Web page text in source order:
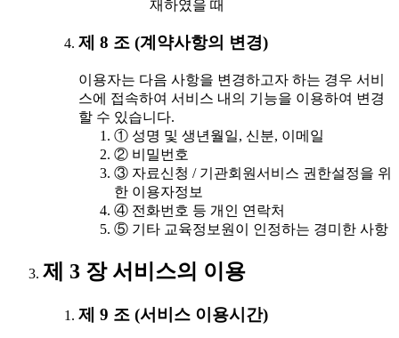
재하였을 때
제 8 조 (계약사항의 변경)
이용자는 다음 사항을 변경하고자 하는 경우 서비
스에 접속하여 서비스 내의 기능을 이용하여 변경
할 수 있습니다.
① 성명 및 생년월일, 신분, 이메일
② 비밀번호
③ 자료신청 / 기관회원서비스 권한설정을 위
한 이용자정보
④ 전화번호 등 개인 연락처
⑤ 기타 교육정보원이 인정하는 경미한 사항
제 3 장 서비스의 이용
제 9 조 (서비스 이용시간)